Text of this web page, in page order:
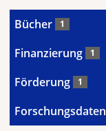
Bücher 1
Finanzierung 1
Förderung 1
Forschungsdaten